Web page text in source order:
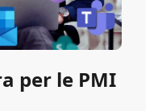
per le PMI